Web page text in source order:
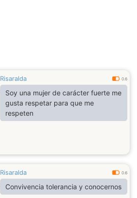
Risaralda 0.6
Soy una mujer de carácter fuerte me
gusta respetar para que me
respeten
Risaralda 0.6
Convivencia tolerancia y conocernos